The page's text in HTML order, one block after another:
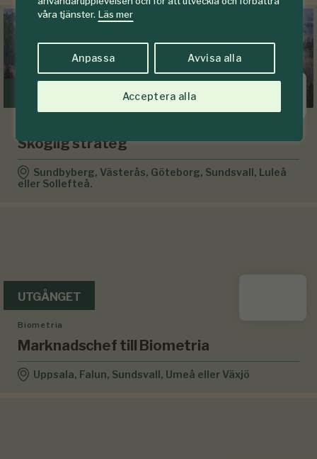
våra tjänster. Läs mer
Anpassa Avvisa alla
Acceptera alla
Skoglig strateg
Sundbyberg, Västerås, Göteborg, Sundsvall, Luleå
eller Sollefteå.
UTGÅNGET
Biometria
Marknadschef till Biometria
Uppsala, Falun, Sundsvall, Umeå eller Växjö